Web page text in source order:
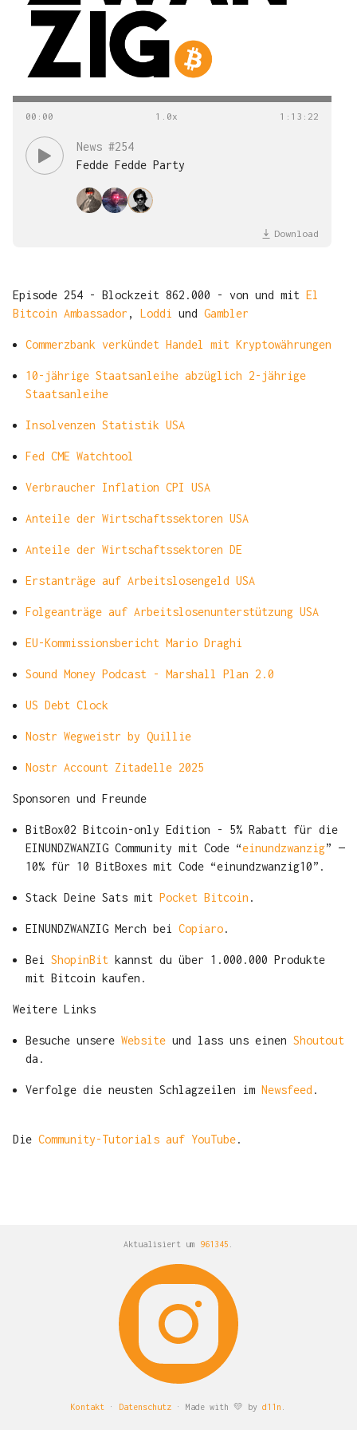
00 : 00 1 : 13 : 22
News #254
Fedde Fedde Party
Download
Episode 254 - Blockzeit 862.000 - von und mit El
Bitcoin Ambassador , Loddi und Gambler
Commerzbank verkündet Handel mit Kryptowährungen
10-jährige Staatsanleihe abzüglich 2-jährige
Staatsanleihe
Insolvenzen Statistik USA
Fed CME Watchtool
Verbraucher Inflation CPI USA
Anteile der Wirtschaftssektoren USA
Anteile der Wirtschaftssektoren DE
Erstanträge auf Arbeitslosengeld USA
Folgeanträge auf Arbeitslosenunterstützung USA
EU-Kommissionsbericht Mario Draghi
Sound Money Podcast - Marshall Plan 2.0
US Debt Clock
Nostr Wegweistr by Quillie
Nostr Account Zitadelle 2025
Sponsoren und Freunde
BitBox02 Bitcoin-only Edition - 5% Rabatt für die
EINUNDZWANZIG Community mit Code “einundzwanzig” —
10% für 10 BitBoxes mit Code “einundzwanzig10”.
Stack Deine Sats mit Pocket Bitcoin .
EINUNDZWANZIG Merch bei Copiaro.
Bei ShopinBit kannst du über 1.000.000 Produkte
mit Bitcoin kaufen.
Weitere Links
Besuche unsere Website und lass uns einen Shoutout
da.
Verfolge die neusten Schlagzeilen im Newsfeed .
Die Community-Tutorials auf YouTube.
Aktualisiert um 961345 .
Kontakt · Datenschutz · Made with 💛 by d11n .